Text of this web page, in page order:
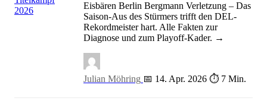
Eisbären Berlin Bergmann Verletzung: Schock im Titelkampf 2026
Eisbären Berlin Bergmann Verletzung – Das
Saison-Aus des Stürmers trifft den DEL-
Rekordmeister hart. Alle Fakten zur
Diagnose und zum Playoff-Kader. →
Julian Möhring 📅 14. Apr. 2026 ⏱ 7 Min.